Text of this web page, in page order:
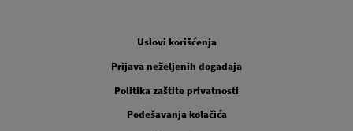
Uslovi korišćenja
Prijava neželjenih događaja
Politika zaštite privatnosti
Podešavanja kolačića